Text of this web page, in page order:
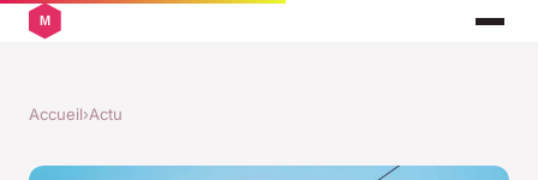
Accueil›Actu